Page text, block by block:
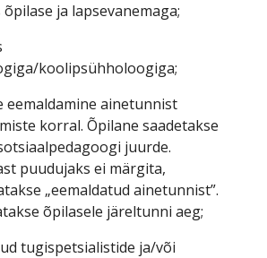
ja lapsevanemaga;
koolipsühholoogiga;
ainetunnist
korral. Õpilane saadetakse
juurde.
puudujaks ei märgita,
„eemaldatud ainetunnist”.
õpilasele järeltunni aeg;
ja/või